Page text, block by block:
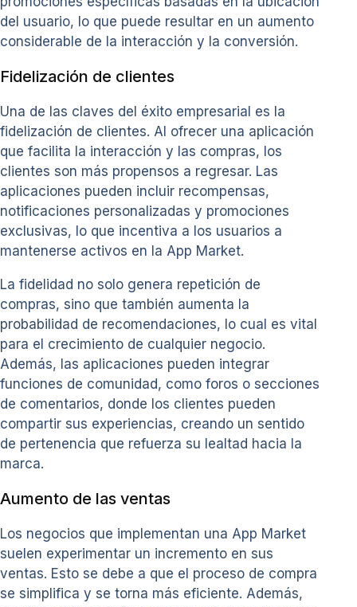
del usuario, lo que puede resultar en un aumento
considerable de la interacción y la conversión.
Fidelización de clientes
Una de las claves del éxito empresarial es la
fidelización de clientes. Al ofrecer una aplicación
que facilita la interacción y las compras, los
clientes son más propensos a regresar. Las
aplicaciones pueden incluir recompensas,
notificaciones personalizadas y promociones
exclusivas, lo que incentiva a los usuarios a
mantenerse activos en la App Market.
La fidelidad no solo genera repetición de
compras, sino que también aumenta la
probabilidad de recomendaciones, lo cual es vital
para el crecimiento de cualquier negocio.
Además, las aplicaciones pueden integrar
funciones de comunidad, como foros o secciones
de comentarios, donde los clientes pueden
compartir sus experiencias, creando un sentido
de pertenencia que refuerza su lealtad hacia la
marca.
Aumento de las ventas
Los negocios que implementan una App Market
suelen experimentar un incremento en sus
ventas. Esto se debe a que el proceso de compra
se simplifica y se torna más eficiente. Además,